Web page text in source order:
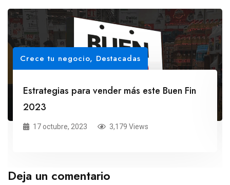
Crece tu negocio, Destacadas
Estrategias para vender más este Buen Fin
2023
17 octubre, 2023 3,179 Views
Deja un comentario